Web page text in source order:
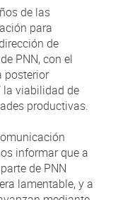
de las
para
de
PNN, con el
posterior
la viabilidad de
productivas.
informar que a
de PNN
lamentable, y a